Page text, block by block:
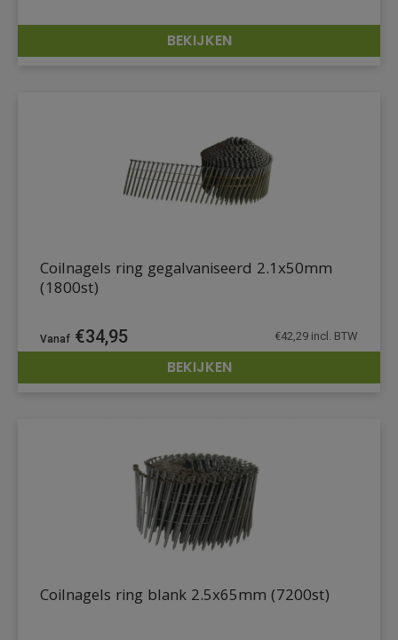
DETAILS
BEKIJKEN
DETAILS
Coilnagels ring gegalvaniseerd 2.1x50mm
(1800st)
€34,95 €42,29 incl. BTW
BEKIJKEN
Coilnagels ring blank 2.5x65mm (7200st)